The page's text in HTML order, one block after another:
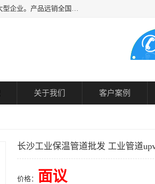
凯鑫管道科技有限公司是一家专业生产PPH、CPVC各类塑料阀门、塑料管道等非金属防腐化工设备的大型企业。产品远销全国三十一个省、市、自治区,广泛应用于化工、石油、氯碱、染料、制药、农药等行业，深受广大用户欢迎，是目前国内生产化工泵、阀门规模较大的生产基地之一。
关于我们 客户案例
长沙工业保温管道批发 工业管道
价格： 面议